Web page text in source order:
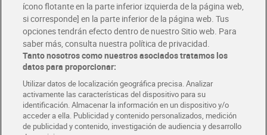
Folletos y Tiendas
Descubre las mejores ofertas y busca tu tienda más cercana
Tarjeta MaX Dia
Te devuelve hasta 8€/mes de tus compras.
¡Solicita tu tarjeta de crédito aquí!
COMER MEJOR CADA DIA
COLABORA CON DIA ABRE TU TIENDA DIA CORPORATE
ícono flotante en la parte inferior izquierda de la página web,
si corresponde] en la parte inferior de la página web. Tus
opciones tendrán efecto dentro de nuestro Sitio web. Para
saber más, consulta nuestra política de privacidad.
Tanto nosotros como nuestros asociados tratamos los
datos para proporcionar:
Utilizar datos de localización geográfica precisa. Analizar
activamente las características del dispositivo para su
identificación. Almacenar la información en un dispositivo y/o
acceder a ella. Publicidad y contenido personalizados, medición
de publicidad y contenido, investigación de audiencia y desarrollo